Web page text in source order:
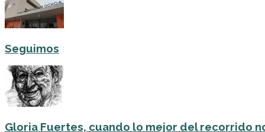
Seguimos
Gloria Fuertes, cuando lo mejor del recorrido